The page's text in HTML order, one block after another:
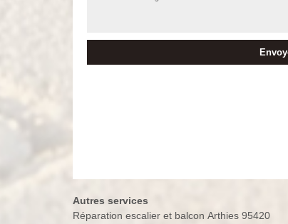
Autres services
Réparation escalier et balcon Arthies 95420